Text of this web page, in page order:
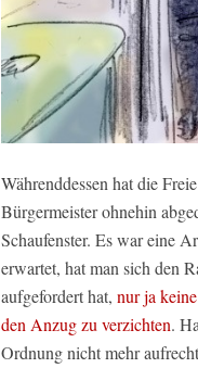
Währenddessen hat die
Bürgermeister ohnehin
Schaufenster. Es war eine
erwartet, hat man sich den
aufgefordert hat, nur ja
den Anzug zu verzichten.
Ordnung nicht mehr